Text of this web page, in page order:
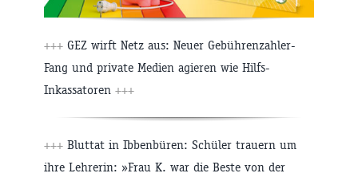
+++ GEZ wirft Netz aus: Neuer Gebührenzahler-
Fang und private Medien agieren wie Hilfs-
Inkassatoren +++
+++ Bluttat in Ibbenbüren: Schüler trauern um
ihre Lehrerin: »Frau K. war die Beste von der